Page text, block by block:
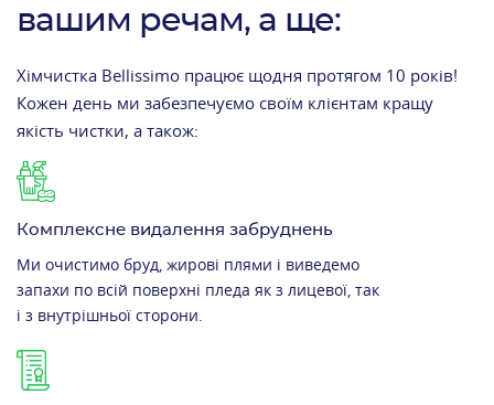
вашим речам, а ще:
Хімчистка Bellissimo працює щодня протягом 10 років!
Кожен день ми забезпечуємо своїм клієнтам кращу
якість чистки, а також:
Комплексне видалення забруднень
Ми очистимо бруд, жирові плями і виведемо
запахи по всій поверхні пледа як з лицевої, так
і з внутрішньої сторони.